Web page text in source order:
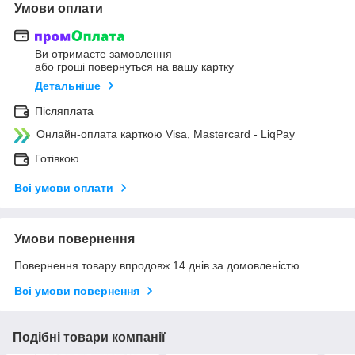
Умови оплати
Ви отримаєте замовлення
або гроші повернуться на вашу картку
Детальніше
Післяплата
Онлайн-оплата карткою Visa, Mastercard - LiqPay
Готівкою
Всі умови оплати
Умови повернення
Повернення товару впродовж 14 днів за домовленістю
Всі умови повернення
Подібні товари компанії